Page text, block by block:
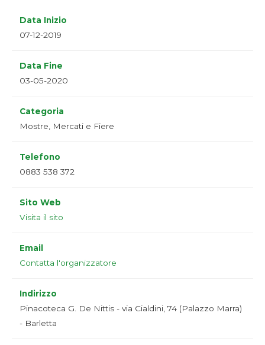
Data Inizio
07-12-2019
Data Fine
03-05-2020
Categoria
Mostre, Mercati e Fiere
Telefono
0883 538 372
Sito Web
Visita il sito
Email
Contatta l'organizzatore
Indirizzo
Pinacoteca G. De Nittis - via Cialdini, 74 (Palazzo Marra)
- Barletta